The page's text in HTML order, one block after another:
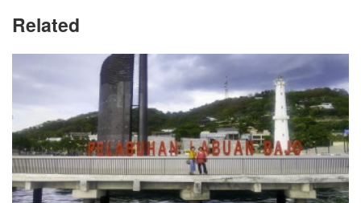
Related